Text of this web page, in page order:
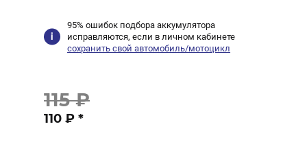
95% ошибок подбора аккумулятора
исправляются, если в личном кабинете
сохранить свой автомобиль/мотоцикл
115 ₽
110 ₽ *